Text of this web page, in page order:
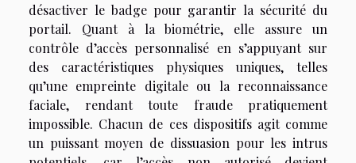
désactiver le badge pour garantir la sécurité du
portail. Quant à la biométrie, elle assure un
contrôle d’accès personnalisé en s’appuyant sur
des caractéristiques physiques uniques, telles
qu’une empreinte digitale ou la reconnaissance
faciale, rendant toute fraude pratiquement
impossible. Chacun de ces dispositifs agit comme
un puissant moyen de dissuasion pour les intrus